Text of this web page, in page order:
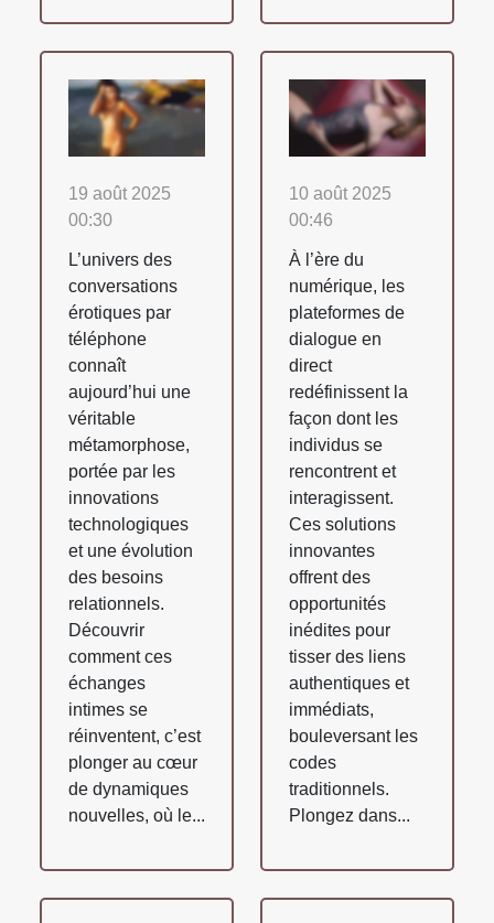
19 août 2025
00:30
L’univers des
conversations
érotiques par
téléphone
connaît
aujourd’hui une
véritable
métamorphose,
portée par les
innovations
technologiques
et une évolution
des besoins
relationnels.
Découvrir
comment ces
échanges
intimes se
réinventent, c’est
plonger au cœur
de dynamiques
nouvelles, où le...
10 août 2025
00:46
À l’ère du
numérique, les
plateformes de
dialogue en
direct
redéfinissent la
façon dont les
individus se
rencontrent et
interagissent.
Ces solutions
innovantes
offrent des
opportunités
inédites pour
tisser des liens
authentiques et
immédiats,
bouleversant les
codes
traditionnels.
Plongez dans...